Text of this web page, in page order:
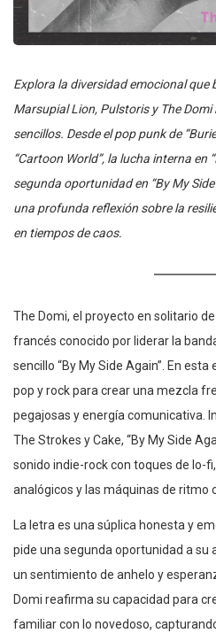
Explora la diversidad emocional
Marsupial Lion, Pulstoris y The
sencillos. Desde el pop punk de
“Cartoon World”, la lucha interna en
segunda oportunidad en “By My
una profunda reflexión sobre la
en tiempos de caos.
The Domi, el proyecto en solitario
francés conocido por liderar la
sencillo “By My Side Again”. En
pop y rock para crear una mezcla
pegajosas y energía comunicativa.
The Strokes y Cake, “By My Side
sonido indie-rock con toques de lo-
analógicos y las máquinas de ritmo
La letra es una súplica honesta y
pide una segunda oportunidad a
un sentimiento de anhelo y
Domi reafirma su capacidad para
familiar con lo novedoso,